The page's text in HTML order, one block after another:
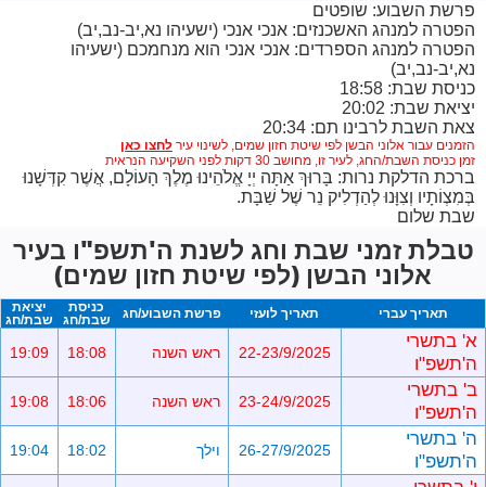
פרשת השבוע: שופטים
הפטרה למנהג האשכנזים: אנכי אנכי (ישעיהו נא,יב-נב,יב)
הפטרה למנהג הספרדים: אנכי אנכי הוא מנחמכם (ישעיהו
נא,יב-נב,יב)
כניסת שבת: 18:58
יציאת שבת: 20:02
צאת השבת לרבינו תם: 20:34
הזמנים עבור אלוני הבשן לפי שיטת חזון שמים, לשינוי עיר
זמן כניסת השבת/החג, לעיר זו, מחושב 30 דקות לפני השקיעה הנראית
ברכת הדלקת נרות: בָּרוּךְ אַתָּה יְיָ אֱלֹהֵינוּ מֶלֶךְ הָעוֹלָם, אֲשֶׁר קִדְּשָׁנוּ
בְּמִצְוֹתָיו וְצִוָּנוּ לְהַדְלִיק נֵר שֶׁל שַׁבָּת.
שבת שלום
טבלת זמני שבת וחג לשנת ה'תשפ"ו בעיר
אלוני הבשן (לפי שיטת חזון שמים)
תאריך עברי תאריך לועזי פרשת השבוע/חג
כניסת
שבת/חג
יציאת
שבת/חג
א' בתשרי
ה'תשפ"ו
22-23/9/2025 ראש השנה 18:08
19:09
ב' בתשרי
ה'תשפ"ו
23-24/9/2025 ראש השנה 18:06
19:08
ה' בתשרי
ה'תשפ"ו
26-27/9/2025 וילך 18:02
19:04